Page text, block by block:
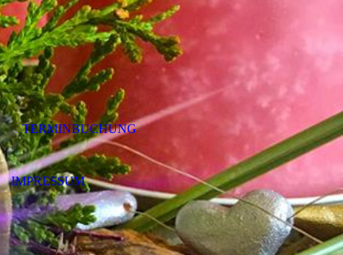
TERMINBUCHUNG
IMPRESSUM